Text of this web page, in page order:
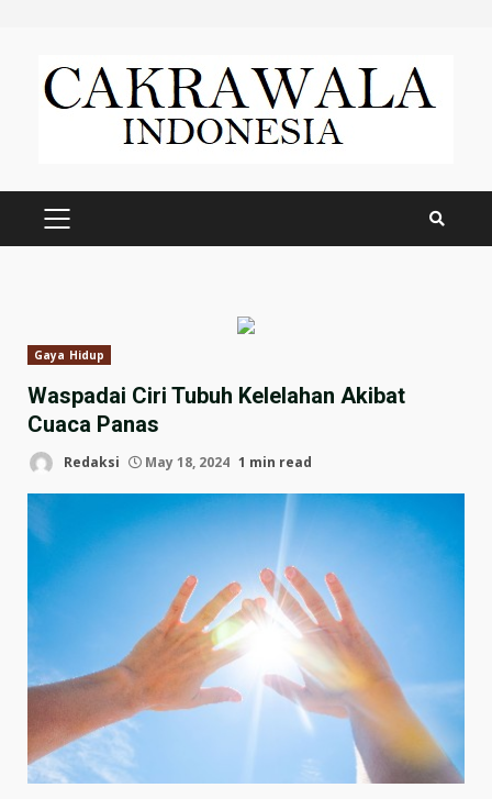
content
PRIMARY
Gaya Hidup
Waspadai Ciri Tubuh Kelelahan Akibat
Cuaca Panas
Redaksi May 18, 2024 1 min read